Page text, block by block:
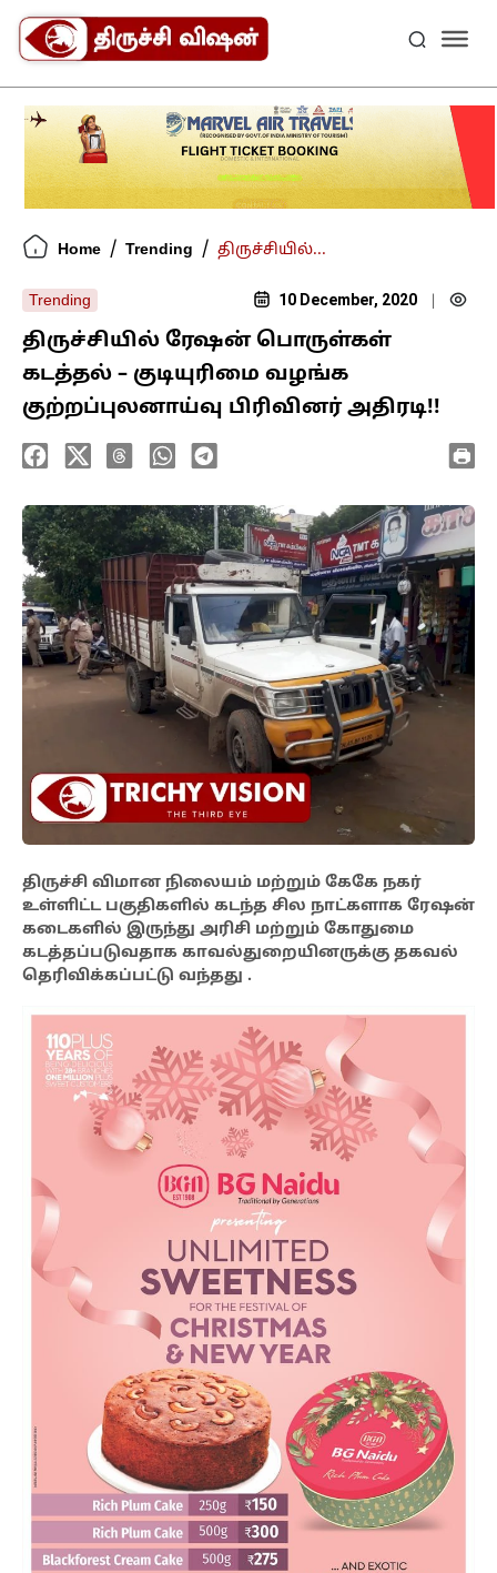
Home / Trending / திருச்சியில்...
Trending 10 December, 2020
திருச்சியில் ரேஷன் பொருள்கள்
கடத்தல் – குடியுரிமை வழங்க
குற்றப்புலனாய்வு பிரிவினர் அதிரடி!!
திருச்சி விமான நிலையம் மற்றும் கேகே நகர்
உள்ளிட்ட பகுதிகளில் கடந்த சில நாட்களாக ரேஷன்
கடைகளில் இருந்து அரிசி மற்றும் கோதுமை
கடத்தப்படுவதாக காவல்துறையினருக்கு தகவல்
தெரிவிக்கப்பட்டு வந்தது .